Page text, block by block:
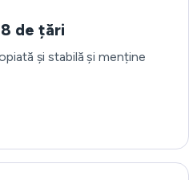
de țări
și stabilă și menține